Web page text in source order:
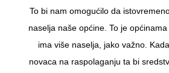
To bi nam omogućilo da
naselja naše općine. To je
ima više naselja, jako važno.
novaca na raspolaganju ta bi